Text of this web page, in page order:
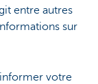
entre autres
sur
votre